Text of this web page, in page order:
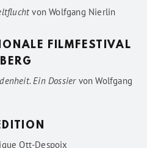
vonWolfgang Nierlin
FILMFESTIVAL
Ein DossiervonWolfgang
Ott-Despoix